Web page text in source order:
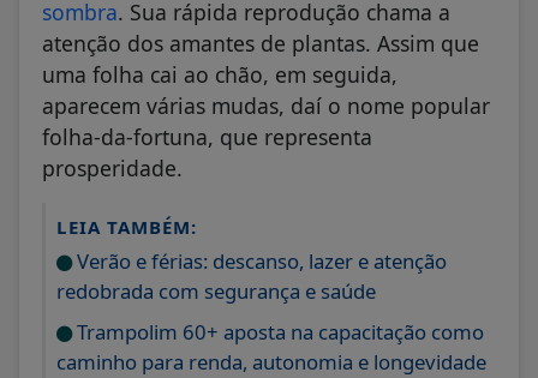
sombra. Sua rápida reprodução chama a
atenção dos amantes de plantas. Assim que
uma folha cai ao chão, em seguida,
aparecem várias mudas, daí o nome popular
folha-da-fortuna, que representa
prosperidade.
LEIA TAMBÉM:
Verão e férias: descanso, lazer e atenção
redobrada com segurança e saúde
Trampolim 60+ aposta na capacitação como
caminho para renda, autonomia e longevidade